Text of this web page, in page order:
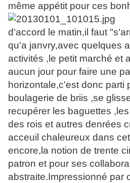
même appétit pour ces
d'accord le matin,il faut
qu'a janvry,avec quelques
activités ,le petit marché et
aucun jour pour faire une
horizontale,c'est donc parti
boulagerie de briis ,se
recupérer les baguettes
des rois et autres denrées
acceuil chaleureux dans
encore,la notion de trente
patron et pour ses
abstraite.Impressionné par